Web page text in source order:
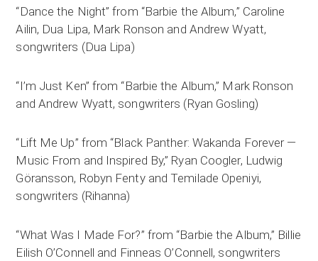
“Dance the Night” from “Barbie the Album,” Caroline
Ailin, Dua Lipa, Mark Ronson and Andrew Wyatt,
songwriters (Dua Lipa)
“I’m Just Ken” from “Barbie the Album,” Mark Ronson
and Andrew Wyatt, songwriters (Ryan Gosling)
“Lift Me Up” from “Black Panther: Wakanda Forever —
Music From and Inspired By,” Ryan Coogler, Ludwig
Göransson, Robyn Fenty and Temilade Openiyi,
songwriters (Rihanna)
“What Was I Made For?” from “Barbie the Album,” Billie
Eilish O’Connell and Finneas O’Connell, songwriters